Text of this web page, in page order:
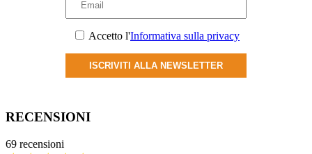
pagina
prodottoAccetto l'Informativa sulla privacy
ISCRIVITI ALLA NEWSLETTER
RECENSIONI
69 recensioni